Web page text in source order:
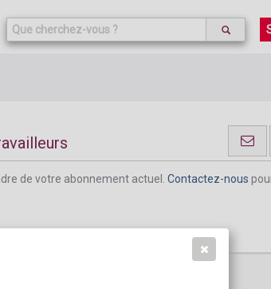
de votre abonnement actuel. Contactez-nous